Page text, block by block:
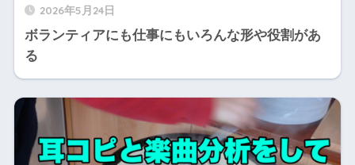
2026年5月24日
ボランティアにも仕事にもいろんな形や役割があ
る